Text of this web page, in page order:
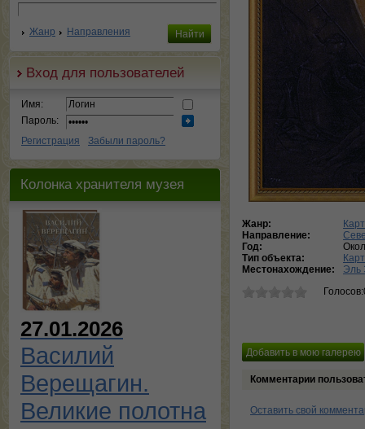
Жанр Направления
Вход для пользователей
Имя:
Пароль:
Регистрация
Забыли пароль?
Колонка хранителя музея
27.01.2026
Василий
Верещагин.
Великие полотна
Жанр:
Направление:
Год:
Тип объекта:
Местонахождение:
Эль
Комментарии
Оставить свой